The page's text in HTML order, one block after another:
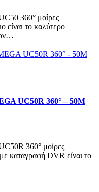
360° μοίρες
είναι το καλύτερο
UC50R 360° – 50M
360° μοίρες
καταγραφή DVR είναι το